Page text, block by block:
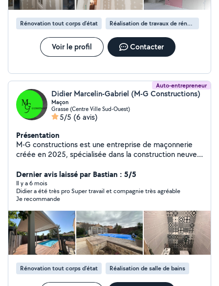
Rénovation tout corps d’état Réalisation de travaux de rénovation
Voir le profil Contacter
Auto-entrepreneur
Didier Marcelin-Gabriel (M-G Constructions)
Maçon
Grasse (Centre Ville Sud-Ouest)
5/5 (6 avis)
Présentation
M-G constructions est une entreprise de maçonnerie
créée en 2025, spécialisée dans la construction neuve,
mettons notre savoir-faire artisanal et notre rigueur
professionnelle au service de projets durables,
esthétiques et conformes aux normes en vigueur. Nous
intervenons auprès des particuliers et professionnels
pour tous travaux de maçonnerie générale : fondations,
ouverture en sous œuvre, murs, cloisons, faux plafond,
carrelage, extensions, rénovations, terrasses, murets et
petits travaux À l'écoute de nos clients, nous assurons
un accompagnement personnalisé, des devis clairs et un
travail de qualité, réalisé dans le respect des délais et
du budget.
Dernier avis laissé par Bastian : 5/5
Il y a 6 mois
Didier a été très pro Super travail et compagnie très agréable
Je recommande
Rénovation tout corps d’état Réalisation de salle de bains